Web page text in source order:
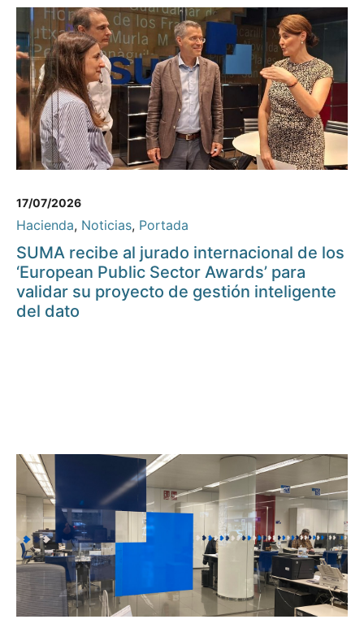
17/07/2026
Hacienda, Noticias, Portada
SUMA recibe al jurado internacional de los
‘European Public Sector Awards’ para
validar su proyecto de gestión inteligente
del dato